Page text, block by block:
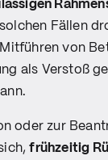
Fällen
von
als Verstoß
oder zur
frühzeitig